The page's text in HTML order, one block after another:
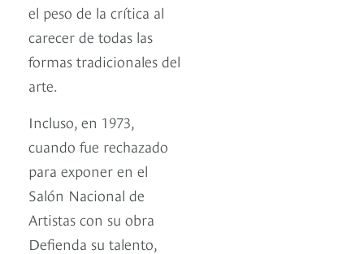
el peso de la crítica al
carecer de todas las
formas tradicionales del
arte.
Incluso, en 1973,
cuando fue rechazado
para exponer en el
Salón Nacional de
Artistas con su obra
Defienda su talento,